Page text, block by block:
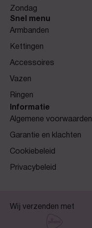
Zondag
Snel menu
Armbanden
Kettingen
Accessoires
Vazen
Ringen
Informatie
Algemene voorwaarden
Garantie en klachten
Cookiebeleid
Privacybeleid
Wij verzenden met